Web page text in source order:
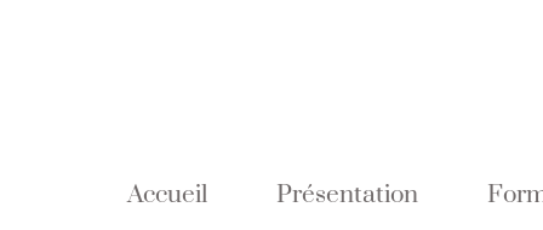
Accueil Présentation